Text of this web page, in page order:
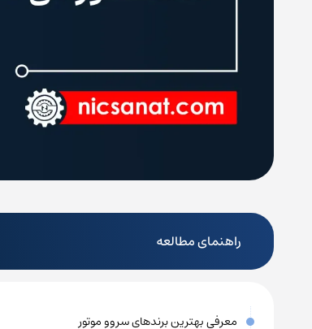
راهنمای مطالعه
معرفی بهترین برندهای سروو موتور